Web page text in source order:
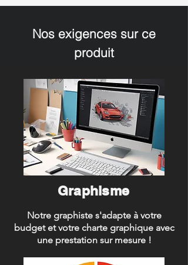
Nos exigences sur ce
produit
Graphisme
Notre graphiste s'adapte à votre
budget et votre charte graphique avec
une prestation sur mesure !